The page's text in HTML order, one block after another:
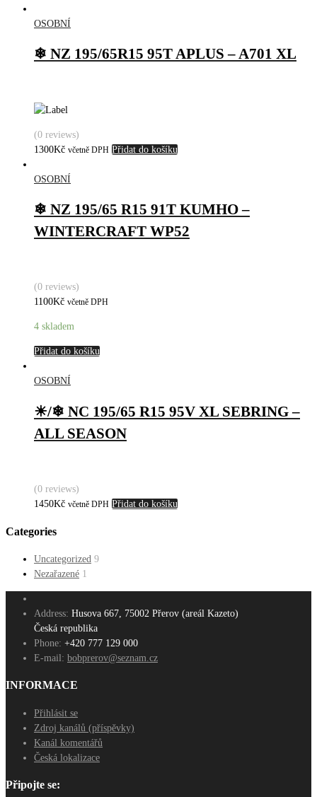
OSOBNÍ
❄ NZ 195/65R15 95T APLUS – A701 XL
(0 reviews)
1300Kč včetně DPH Přidat do košíku
OSOBNÍ
❄ NZ 195/65 R15 91T KUMHO –
WINTERCRAFT WP52
(0 reviews)
1100Kč včetně DPH
4 skladem
Přidat do košíku
OSOBNÍ
☀/❄ NC 195/65 R15 95V XL SEBRING –
ALL SEASON
(0 reviews)
1450Kč včetně DPH Přidat do košíku
Categories
Uncategorized 9
Nezařazené 1
Address: Husova 667, 75002 Přerov (areál Kazeto)
Česká republika
Phone: +420 777 129 000
E-mail: bobprerov@seznam.cz
INFORMACE
Přihlásit se
Zdroj kanálů (příspěvky)
Kanál komentářů
Česká lokalizace
Připojte se: